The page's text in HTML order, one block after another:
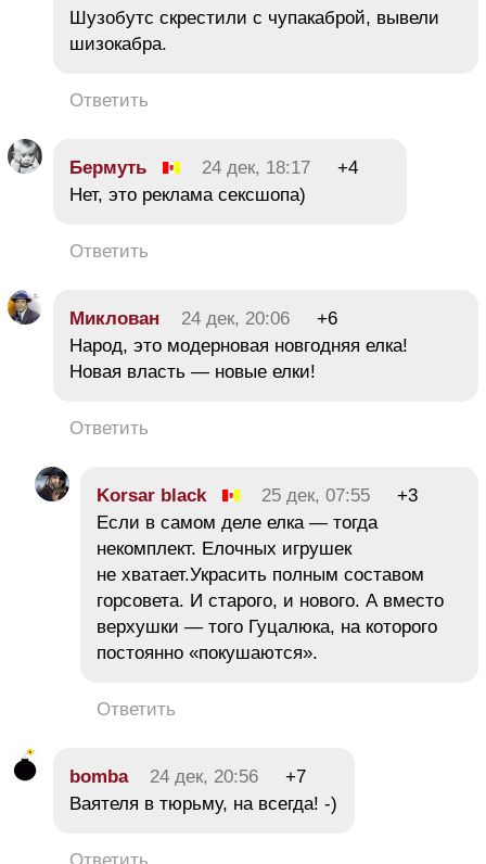
Шузобутс скрестили с чупакаброй, вывели
шизокабра.
Ответить
Бермуть 24 дек, 18:17
+4
Нет, это реклама сексшопа)
Ответить
Миклован 24 дек, 20:06
+6
Народ, это модерновая новгодняя елка!
Новая власть — новые елки!
Ответить
Korsar black 25 дек, 07:55
+3
Если в самом деле елка — тогда
некомплект. Елочных игрушек
не хватает.Украсить полным составом
горсовета. И старого, и нового. А вместо
верхушки — того Гуцалюка, на которого
постоянно «покушаются».
Ответить
bomba 24 дек, 20:56
+7
Ваятеля в тюрьму, на всегда! -)
Ответить